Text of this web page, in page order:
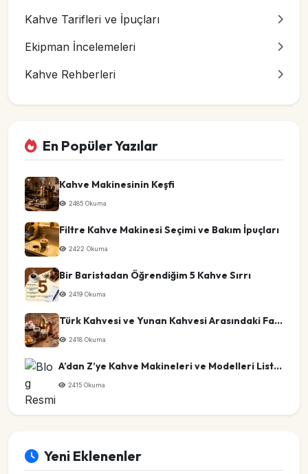
Kahve Tarifleri ve İpuçları
Ekipman İncelemeleri
Kahve Rehberleri
En Popüler Yazılar
Kahve Makinesinin Keşfi
2485 Okuma
Filtre Kahve Makinesi Seçimi ve Bakım İpuçları
2422 Okuma
Bir Baristadan Öğrendiğim 5 Kahve Sırrı
2419 Okuma
Türk Kahvesi ve Yunan Kahvesi Arasındaki Farklar
2418 Okuma
A’dan Z’ye Kahve Makineleri ve Modelleri Listesi
2415 Okuma
Yeni Eklenenler